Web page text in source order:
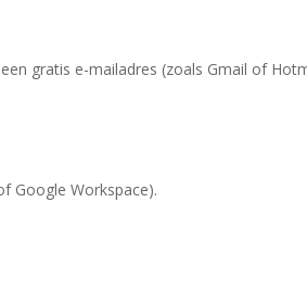
gratis e-mailadres (zoals Gmail of
Google Workspace).